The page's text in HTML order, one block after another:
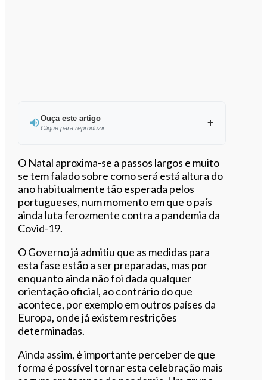
Ouça este artigo
Clique para reproduzir
Ouvir este artigo
O Natal aproxima-se a passos largos e muito
se tem falado sobre como será está altura do
ano habitualmente tão esperada pelos
portugueses, num momento em que o país
ainda luta ferozmente contra a pandemia da
Covid-19.
O Governo já admitiu que as medidas para
esta fase estão a ser preparadas, mas por
enquanto ainda não foi dada qualquer
orientação oficial, ao contrário do que
acontece, por exemplo em outros países da
Europa, onde já existem restrições
determinadas.
Ainda assim, é importante perceber de que
forma é possível tornar esta celebração mais